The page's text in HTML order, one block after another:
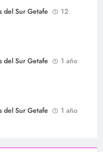
del Sur Getafe
12
del Sur Getafe
1 año
del Sur Getafe
1 año